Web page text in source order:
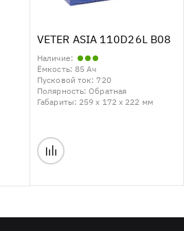
VETER ASIA 110D26L B08
Наличие:
Ёмкость: 85 Ач
Пусковой ток: 720
Полярность:Обратная
Габариты: 259 x 172 x 222 мм